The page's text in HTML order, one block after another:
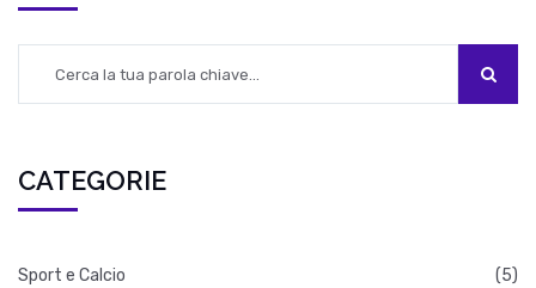
ha un forte focus sulla sostenibilità e sul
coinvolgimento dei tifosi, che è una cosa
CATEGORIE
Sport e Calcio (5)